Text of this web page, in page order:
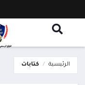
الرئيسية كتابات